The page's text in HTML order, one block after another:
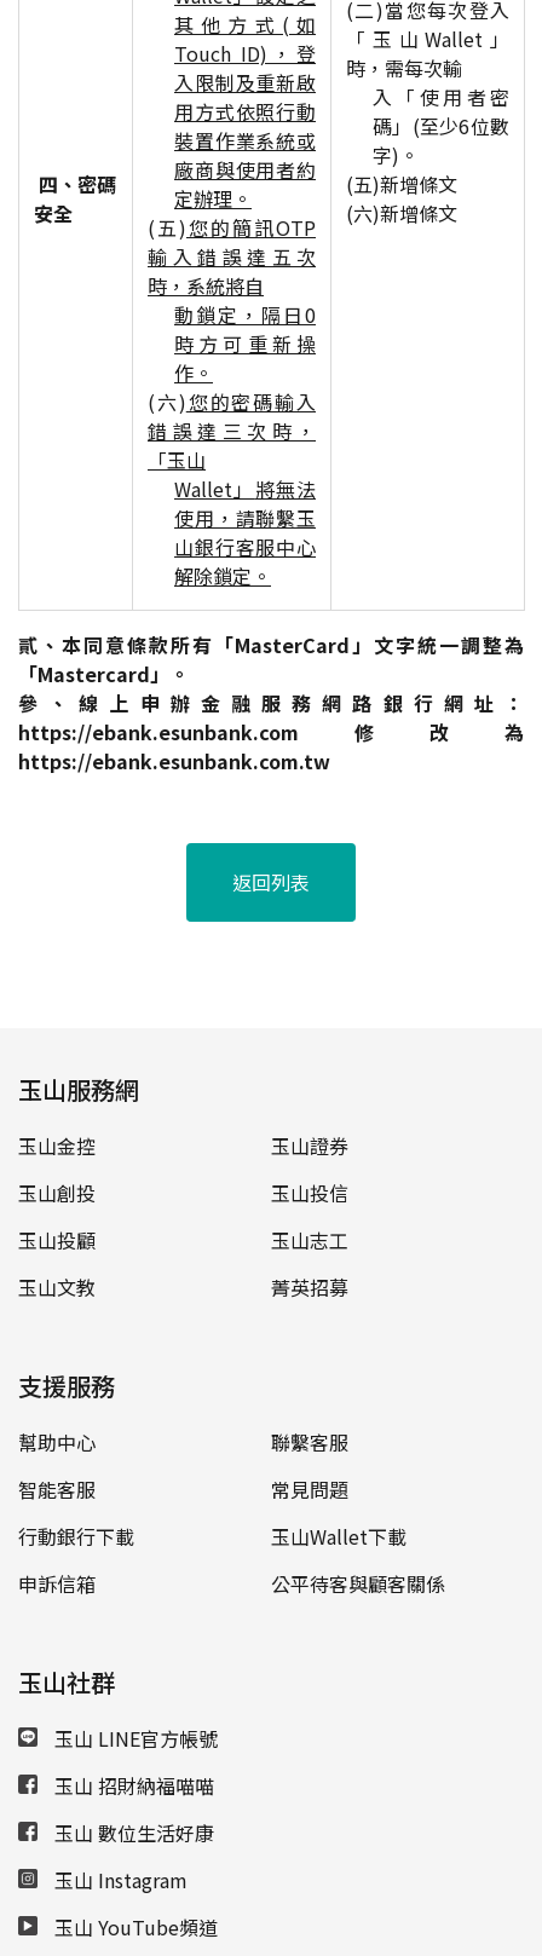
四、密碼
安全
其他方式(如
Touch ID)，登
入限制及重新啟
用方式依照行動
裝置作業系統或
廠商與使用者約
定辦理。
(五)您的簡訊OTP
輸入錯誤達五次
時，系統將自
動鎖定，隔日0
時方可重新操
作。
(六)您的密碼輸入
錯誤達三次時，
「玉山
Wallet」 將無法
使用，請聯繫玉
山銀行客服中心
解除鎖定。
(二)當您每次登入
「玉山Wallet」
時，需每次輸
入「使用者密
碼」(至少6位數
字)。
(五)新增條文
(六)新增條文
貳、本同意條款所有「MasterCard」文字統一調整為
「Mastercard」。
參、線上申辦金融服務網路銀行網址：
https://ebank.esunbank.com修改為
https://ebank.esunbank.com.tw
返回列表
玉山服務網
玉山金控
玉山證券
玉山創投
玉山投信
玉山投顧
玉山志工
玉山文教
菁英招募
支援服務
幫助中心
聯繫客服
智能客服
常見問題
行動銀行下載
玉山Wallet下載
申訴信箱
公平待客與顧客關係
玉山社群
玉山 LINE官方帳號
玉山 招財納福喵喵
玉山 數位生活好康
玉山 Instagram
玉山 YouTube頻道